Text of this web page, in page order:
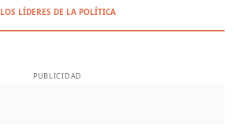
LOS LÍDERES DE LA POLÍTICA
PUBLICIDAD